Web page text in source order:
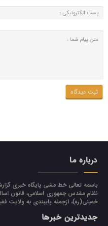
درباره ما
باسمه تعالی خط مشی پایگاه خبری
نظام مقدس جمهوري اسلامي، قانون
خميني(ره)، ازجمله پایبندی به ولايت
جدیدترین خبرها